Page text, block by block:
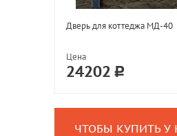
Дверь для коттеджа МД-40
Цена
24202
ЧТОБЫ КУПИТЬ У